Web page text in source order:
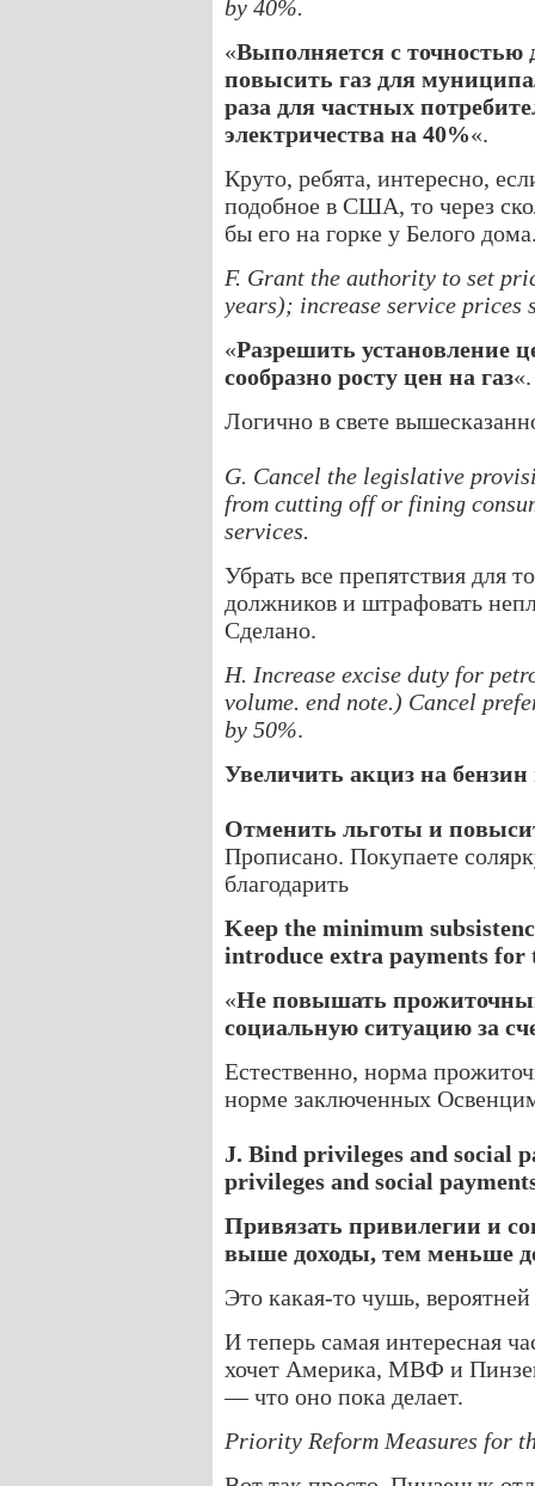
by 40%.
«Выполняется с точностью
повысить газ для
раза для частных
электричества на 40%«.
Круто, ребята, интересно,
подобное в США, то через
бы его на горке у Белого
F. Grant the authority to set
years); increase service prices
«Разрешить установление
сообразно росту цен на газ«.
Логично в свете
G. Cancel the legislative
from cutting off or fining
services.
Убрать все препятствия для
должников и штрафовать
Сделано.
H. Increase excise duty for
volume. end note.) Cancel
by 50%.
Увеличить акциз на бензин
Отменить льготы и
Прописано. Покупаете
благодарить
Keep the minimum
introduce extra payments for
«Не повышать
социальную ситуацию за
Естественно, норма
норме заключенных
J. Bind privileges and social
privileges and social
Привязать привилегии и
выше доходы, тем меньше
Это какая-то чушь,
И теперь самая интересная
хочет Америка, МВФ и
— что оно пока делает.
Priority Reform Measures for